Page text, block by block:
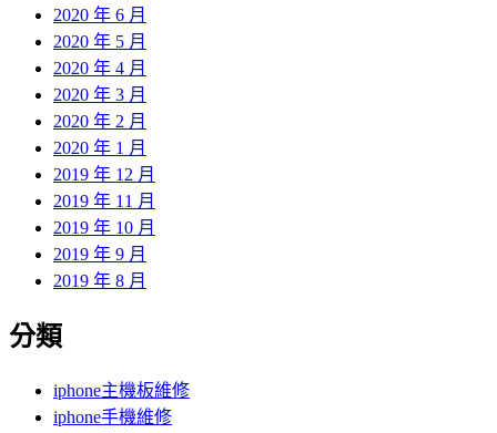
2020 年 6 月
2020 年 5 月
2020 年 4 月
2020 年 3 月
2020 年 2 月
2020 年 1 月
2019 年 12 月
2019 年 11 月
2019 年 10 月
2019 年 9 月
2019 年 8 月
分類
iphone主機板維修
iphone手機維修